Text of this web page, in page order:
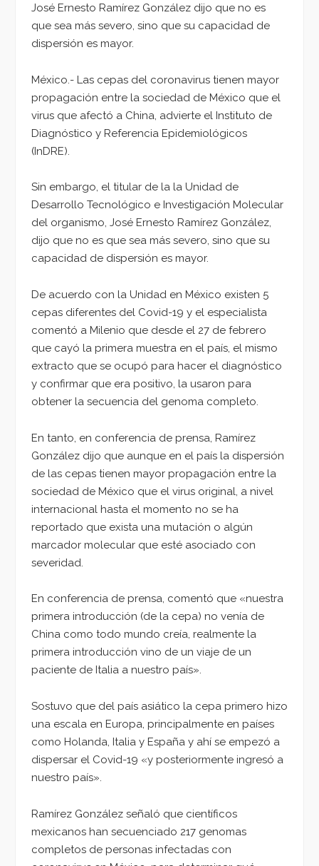
José Ernesto Ramírez González dijo que no es
que sea más severo, sino que su capacidad de
dispersión es mayor.
México.- Las cepas del coronavirus tienen mayor
propagación entre la sociedad de México que el
virus que afectó a China, advierte el Instituto de
Diagnóstico y Referencia Epidemiológicos
(InDRE).
Sin embargo, el titular de la la Unidad de
Desarrollo Tecnológico e Investigación Molecular
del organismo, José Ernesto Ramírez González,
dijo que no es que sea más severo, sino que su
capacidad de dispersión es mayor.
De acuerdo con la Unidad en México existen 5
cepas diferentes del Covid-19 y el especialista
comentó a Milenio que desde el 27 de febrero
que cayó la primera muestra en el país, el mismo
extracto que se ocupó para hacer el diagnóstico
y confirmar que era positivo, la usaron para
obtener la secuencia del genoma completo.
En tanto, en conferencia de prensa, Ramírez
González dijo que aunque en el país la dispersión
de las cepas tienen mayor propagación entre la
sociedad de México que el virus original, a nivel
internacional hasta el momento no se ha
reportado que exista una mutación o algún
marcador molecular que esté asociado con
severidad.
En conferencia de prensa, comentó que «nuestra
primera introducción (de la cepa) no venía de
China como todo mundo creía, realmente la
primera introducción vino de un viaje de un
paciente de Italia a nuestro país».
Sostuvo que del país asiático la cepa primero hizo
una escala en Europa, principalmente en países
como Holanda, Italia y España y ahí se empezó a
dispersar el Covid-19 «y posteriormente ingresó a
nuestro país».
Ramírez González señaló que científicos
mexicanos han secuenciado 217 genomas
completos de personas infectadas con